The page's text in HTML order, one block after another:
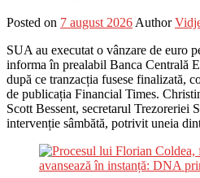
Posted on 7 august 2026 Author
SUA au executat o vânzare de euro
informa în prealabil Banca Centrală
după ce tranzacția fusese finalizată,
de publicația Financial Times.
Scott Bessent, secretarul Trezoreriei
intervenție sâmbătă, potrivit uneia